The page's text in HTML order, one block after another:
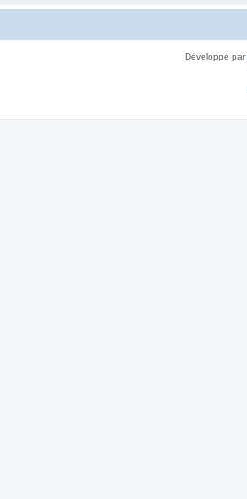
Développé par